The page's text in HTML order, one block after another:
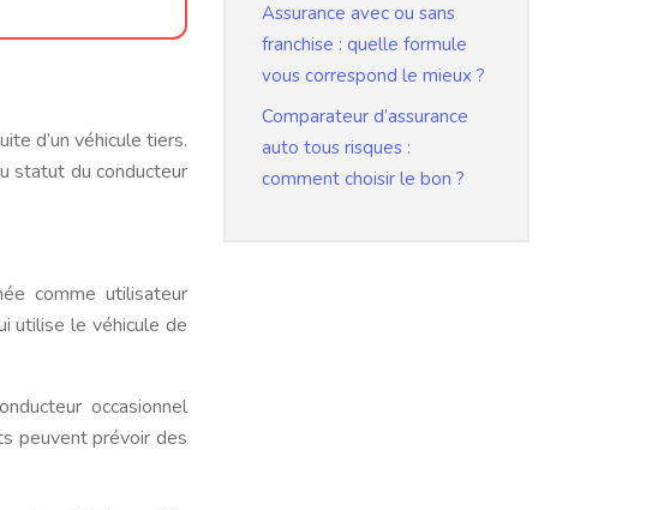
d’un véhicule tiers.
statut du conducteur
comme utilisateur
utilise le véhicule de
occasionnel
peuvent prévoir des
Assurance avec ou sans
franchise : quelle formule
vous correspond le mieux ?
Comparateur d’assurance
auto tous risques :
comment choisir le bon ?